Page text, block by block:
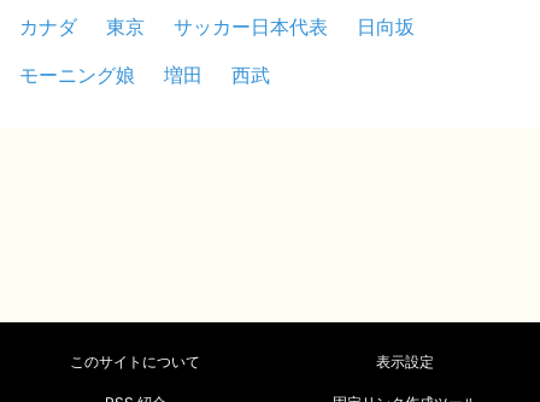
カナダ
東京 サッカー日本代表
日向坂
モーニング娘
増田 西武
このサイトについて 表示設定